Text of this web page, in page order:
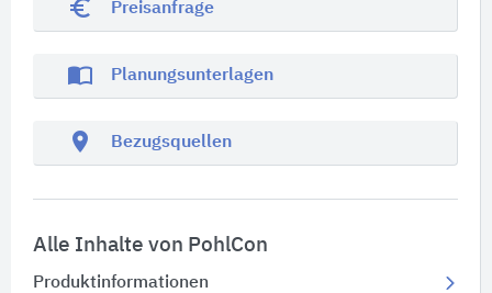
euro_symbol Preisanfrage
import_contacts Planungsunterlagen
location_on Bezugsquellen
Alle Inhalte von PohlCon
Produktinformationen